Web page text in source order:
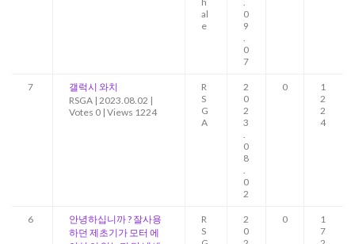
al
e
0
9
.
0
7
7
갤럭시 와치
RSGA | 2023.08.02 |
Votes 0 | Views 1224
R
S
G
A
2
0
2
3
.
0
8
.
0
2
0
1
2
2
4
6
안녕하십니까 ? 잘사용
하던 제초기가 모터 에
R
S
2
0
0
1
7